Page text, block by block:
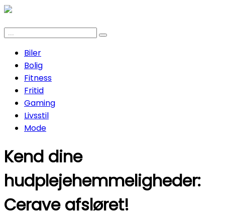
Biler
Bolig
Fitness
Fritid
Gaming
Livsstil
Mode
Kend dine
hudplejehemmeligheder:
Cerave afsløret!